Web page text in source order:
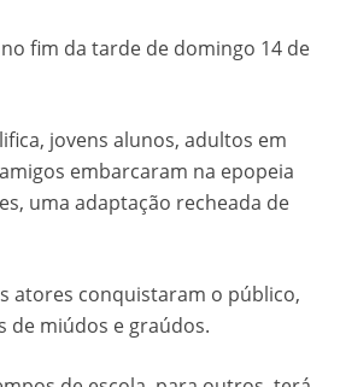
fim da tarde de domingo 14 de
jovens alunos, adultos em
embarcaram na epopeia
uma adaptação recheada de
atores conquistaram o público,
de miúdos e graúdos.